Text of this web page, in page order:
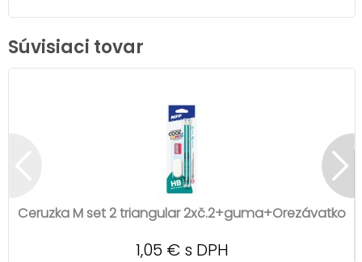
Súvisiaci tovar
Ceruzka M set 2 triangular 2xč.2+guma+Orezávatko
1,05 € s DPH